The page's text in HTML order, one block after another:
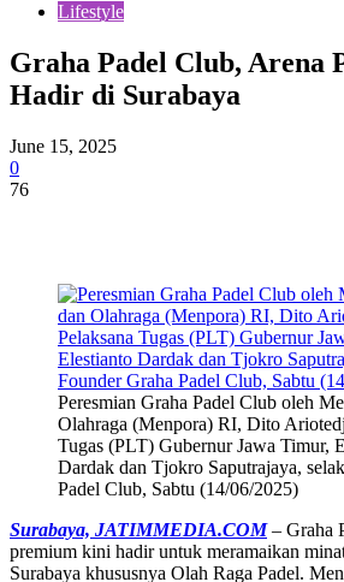
Lifestyle
Graha Padel Club, Arena
Hadir di Surabaya
June 15, 2025
0
76
Peresmian Graha Padel Club oleh
Olahraga (Menpora) RI, Dito
Tugas (PLT) Gubernur Jawa Timur,
Dardak dan Tjokro Saputrajaya,
Padel Club, Sabtu (14/06/2025)
Surabaya, JATIMMEDIA.COM– Graha
premium kini hadir untuk meramaikan
Surabaya khususnya Olah Raga Padel.